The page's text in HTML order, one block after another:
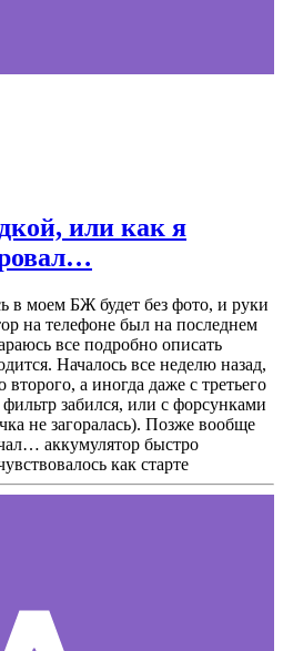
или как я
в моем БЖ будет без фото, и руки
на телефоне был на последнем
все подробно описать
Началось все неделю назад,
второго, а иногда даже с третьего
забился, или с форсунками
не загоралась). Позже вообще
аккумулятор быстро
как старте